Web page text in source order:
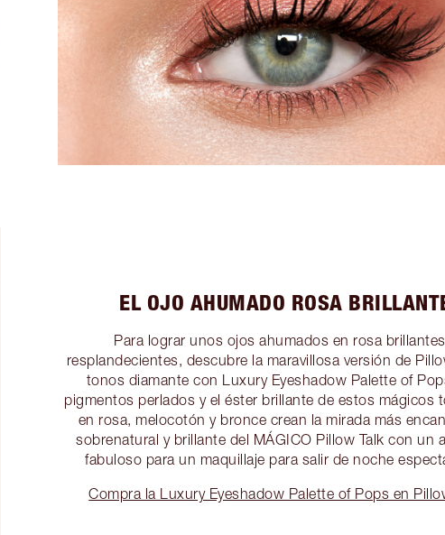
EL OJO AHUMADO ROSA
Para lograr unos ojos ahumados en rosa
resplandecientes, descubre la maravillosa versión de
tonos diamante con Luxury Eyeshadow Palette of
pigmentos perlados y el éster brillante de estos mágicos
en rosa, melocotón y bronce crean la mirada más
sobrenatural y brillante del MÁGICO Pillow Talk con un
fabuloso para un maquillaje para salir de noche
Compra la Luxury Eyeshadow Palette of Pops en